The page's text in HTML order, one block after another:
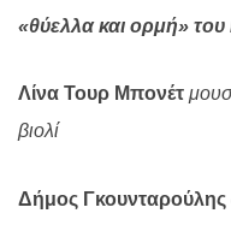
«θύελλα και ορμή»
Λίνα Τουρ Μπονέτ
βιολί
Δήμος Γκουνταρούλης